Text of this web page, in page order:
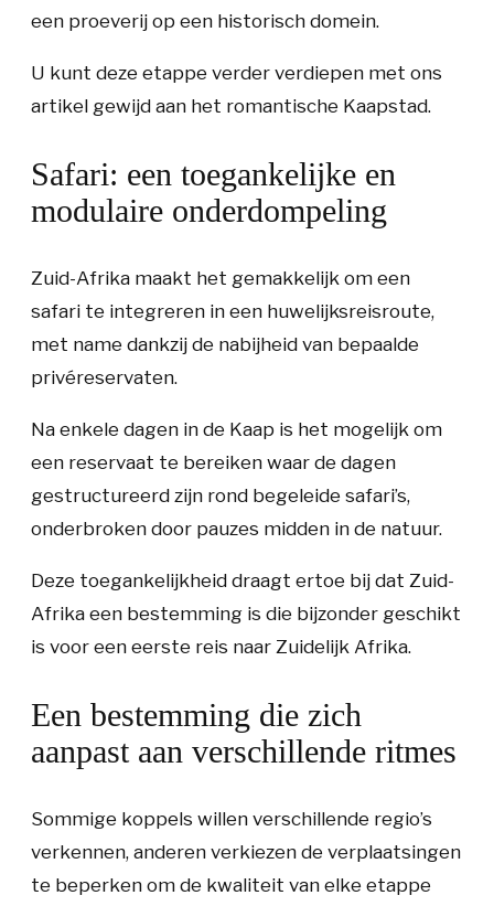
een proeverij op een historisch domein.
U kunt deze etappe verder verdiepen met ons
artikel gewijd aan het romantische Kaapstad.
Safari: een toegankelijke en
modulaire onderdompeling
Zuid-Afrika maakt het gemakkelijk om een
safari te integreren in een huwelijksreisroute,
met name dankzij de nabijheid van bepaalde
privéreservaten.
Na enkele dagen in de Kaap is het mogelijk om
een reservaat te bereiken waar de dagen
gestructureerd zijn rond begeleide safari’s,
onderbroken door pauzes midden in de natuur.
Deze toegankelijkheid draagt ertoe bij dat Zuid-
Afrika een bestemming is die bijzonder geschikt
is voor een eerste reis naar Zuidelijk Afrika.
Een bestemming die zich
aanpast aan verschillende ritmes
Sommige koppels willen verschillende regio’s
verkennen, anderen verkiezen de verplaatsingen
te beperken om de kwaliteit van elke etappe